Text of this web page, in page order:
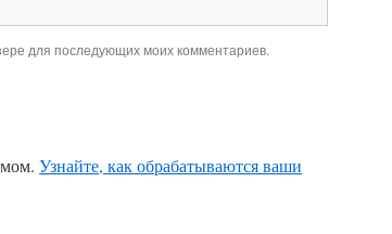
для последующих моих комментариев.
Узнайте, как обрабатываются ваши